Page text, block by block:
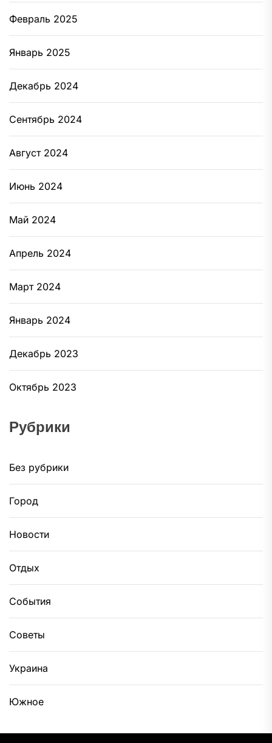
Февраль 2025
Январь 2025
Декабрь 2024
Сентябрь 2024
Август 2024
Июнь 2024
Май 2024
Апрель 2024
Март 2024
Январь 2024
Декабрь 2023
Октябрь 2023
Рубрики
Без рубрики
Город
Новости
Отдых
События
Советы
Украина
Южное